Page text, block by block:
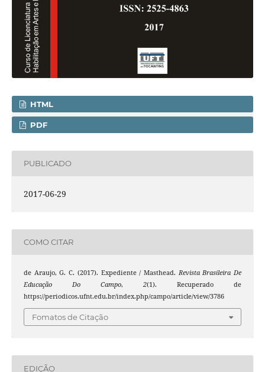
HTML
PDF
PUBLICADO
2017-06-29
COMO CITAR
de Araujo, G. C. (2017). Expediente / Masthead. Revista Brasileira De
Educação Do Campo,2(1). Recuperado de
https://periodicos.ufnt.edu.br/index.php/campo/article/view/3786
Fomatos de Citação
EDIÇÃO